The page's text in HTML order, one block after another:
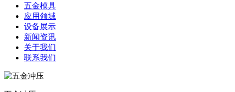
五金模具
应用领域
设备展示
新闻资讯
关于我们
联系我们